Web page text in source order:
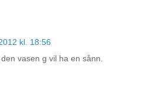
kl. 18:56
vasen g vil ha en sånn.